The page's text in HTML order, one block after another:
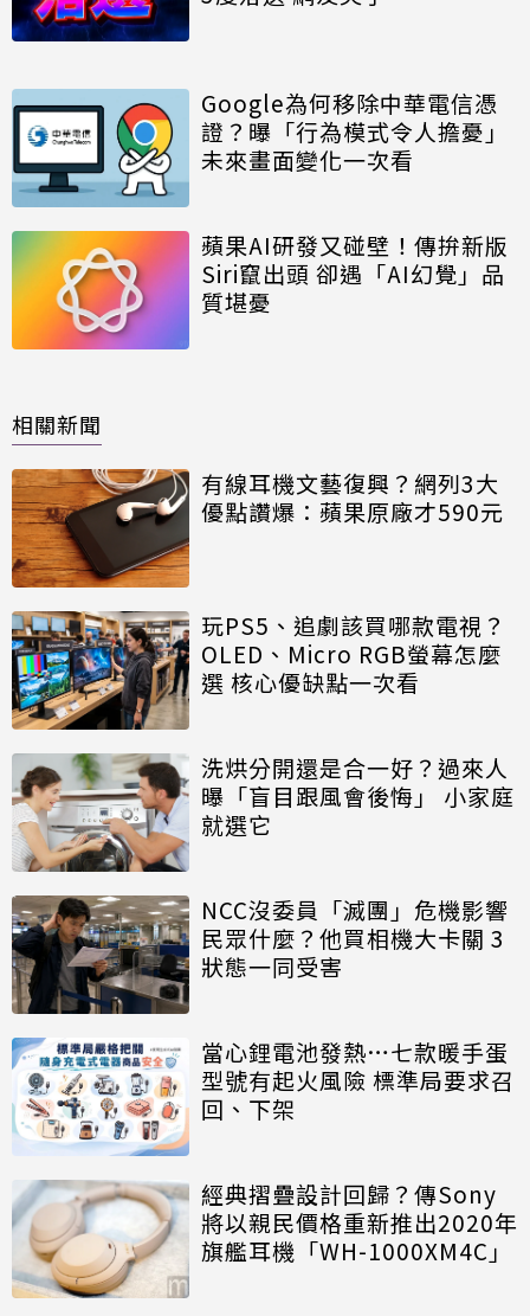
Google為何移除中華電信憑
證？曝「行為模式令人擔憂」
未來畫面變化一次看
蘋果AI研發又碰壁！傳拚新版
Siri竄出頭 卻遇「AI幻覺」品
質堪憂
相關新聞
有線耳機文藝復興？網列3大
優點讚爆：蘋果原廠才590元
玩PS5、追劇該買哪款電視？
OLED、Micro RGB螢幕怎麼
選 核心優缺點一次看
洗烘分開還是合一好？過來人
曝「盲目跟風會後悔」 小家庭
就選它
NCC沒委員「滅團」危機影響
民眾什麼？他買相機大卡關 3
狀態一同受害
當心鋰電池發熱…七款暖手蛋
型號有起火風險 標準局要求召
回、下架
經典摺疊設計回歸？傳Sony
將以親民價格重新推出2020年
旗艦耳機「WH-1000XM4C」